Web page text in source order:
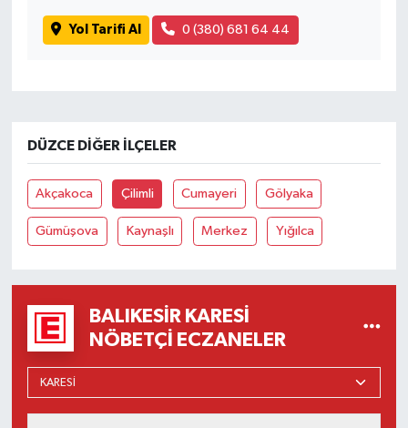
Yol Tarifi Al 0 (380) 681 64 44
DÜZCE DIĞER İLÇELER
Akçakoca Çilimli Cumayeri Gölyaka
Gümüşova Kaynaşlı Merkez Yığılca
BALIKESIR KARESI
NÖBETÇI ECZANELER
Kepsut
Manyas
OTOMOTİV